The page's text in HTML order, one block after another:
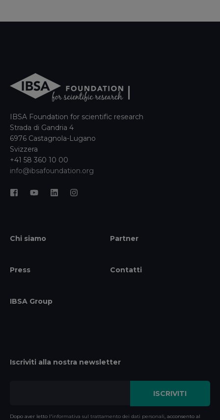
IBSA Foundation for scientific research
Strada di Gandria 4
6976 Castagnola-Lugano
Svizzera
+41 58 360 10 00
info@ibsafoundation.org
Chi siamo Partner
Press Contatti
IBSA Group
Iscriviti alla nostra newsletter
Dopo aver letto l'informativa sul trattamento dei dati personali , acconsento al